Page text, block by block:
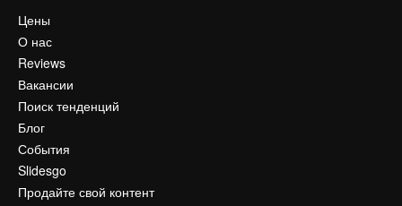
Цены
О нас
Reviews
Вакансии
Поиск тенденций
Блог
События
Slidesgo
Продайте свой контент